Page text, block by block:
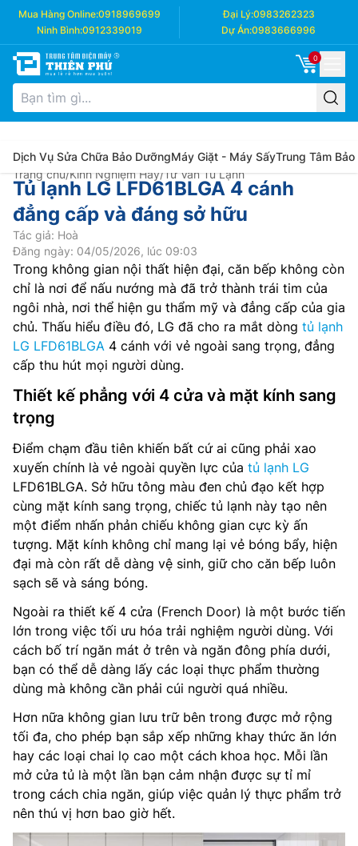
Mua Hàng Online:0918969699 Đại Lý:0983262323
Ninh Bình:0912339019 Dự Án:0983666996
0
Dịch Vụ Sửa Chữa Bảo DưỡngMáy Giặt - Máy SấyTrung Tâm Bảo
Trang chủ/Kinh Nghiệm Hay/Tư Vấn Tủ Lạnh
Tủ lạnh LG LFD61BLGA 4 cánh
đẳng cấp và đáng sở hữu
Tác giả: Hoà
Đăng ngày: 04/05/2026, lúc 09:03
Trong không gian nội thất hiện đại, căn bếp không còn
chỉ là nơi để nấu nướng mà đã trở thành trái tim của
ngôi nhà, nơi thể hiện gu thẩm mỹ và đẳng cấp của gia
chủ. Thấu hiểu điều đó, LG đã cho ra mắt dòng tủ lạnh
LG LFD61BLGA 4 cánh với vẻ ngoài sang trọng, đẳng
cấp thu hút mọi người dùng.
Thiết kế phẳng với 4 cửa và mặt kính sang
trọng
Điểm chạm đầu tiên khiến bất cứ ai cũng phải xao
xuyến chính là vẻ ngoài quyền lực của tủ lạnh LG
LFD61BLGA. Sở hữu tông màu đen chủ đạo kết hợp
cùng mặt kính sang trọng, chiếc tủ lạnh này tạo nên
một điểm nhấn phản chiếu không gian cực kỳ ấn
tượng. Mặt kính không chỉ mang lại vẻ bóng bẩy, hiện
đại mà còn rất dễ dàng vệ sinh, giữ cho căn bếp luôn
sạch sẽ và sáng bóng.
Ngoài ra thiết kế 4 cửa (French Door) là một bước tiến
lớn trong việc tối ưu hóa trải nghiệm người dùng. Với
cách bố trí ngăn mát ở trên và ngăn đông phía dưới,
bạn có thể dễ dàng lấy các loại thực phẩm thường
dùng mà không cần phải cúi người quá nhiều.
Hơn nữa không gian lưu trữ bên trong được mở rộng
tối đa, cho phép bạn sắp xếp những khay thức ăn lớn
hay các loại chai lọ cao một cách khoa học. Mỗi lần
mở cửa tủ là một lần bạn cảm nhận được sự tỉ mỉ
trong cách chia ngăn, giúp việc quản lý thực phẩm trở
nên thú vị hơn bao giờ hết.